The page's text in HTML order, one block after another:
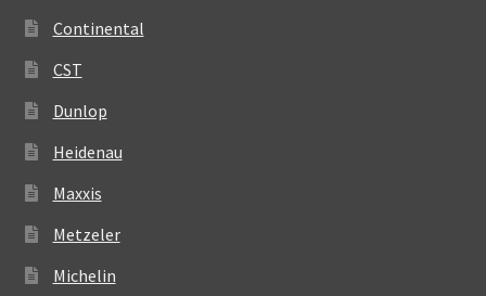
Continental
CST
Dunlop
Heidenau
Maxxis
Metzeler
Michelin